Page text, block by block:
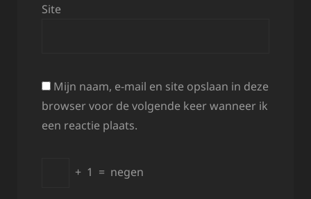
Site
Mijn naam, e-mail en site opslaan in deze
browser voor de volgende keer wanneer ik
een reactie plaats.
+ 1 = negen